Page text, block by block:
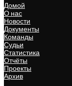
Домой
О нас
Новости
Документы
Команды
Судьи
Статистика
Отчёты
Проекты
Архив